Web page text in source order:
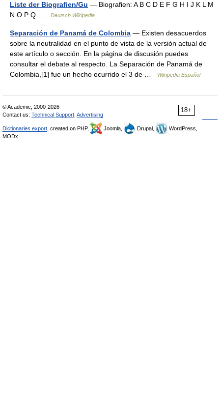
Liste der Biografien/Gu — Biografien: A B C D E F G H I J K L M
N O P Q …
Deutsch Wikipedia
Separación de Panamá de Colombia — Existen desacuerdos
sobre la neutralidad en el punto de vista de la versión actual de
este artículo o sección. En la página de discusión puedes
consultar el debate al respecto. La Separación de Panamá de
Colombia,[1] fue un hecho ocurrido el 3 de …
Wikipedia Español
18+
© Academic, 2000-2026
Contact us: Technical Support Advertising
Dictionaries export , created on PHP, Joomla, Drupal,
WordPress,
MODx.